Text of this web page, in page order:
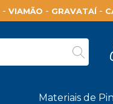
-VIAMÃO - GRAVATAÍ-
Materiais de